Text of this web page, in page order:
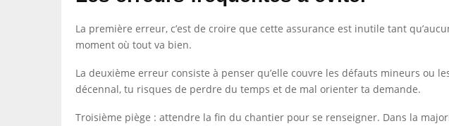
La première erreur, c’est de croire que cette assurance est inutile tant
moment où tout va bien.
La deuxième erreur consiste à penser qu’elle couvre les défauts mineurs ou
décennal, tu risques de perdre du temps et de mal orienter ta demande.
Troisième piège : attendre la fin du chantier pour se renseigner. Dans la